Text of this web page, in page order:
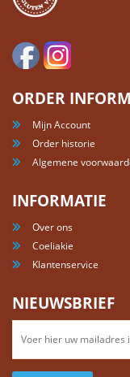
ORDER
Mijn Account
Order historie
Algemene
INFORMATIE
Over ons
Coeliakie
Klantenservice
NIEUWSBRIEF